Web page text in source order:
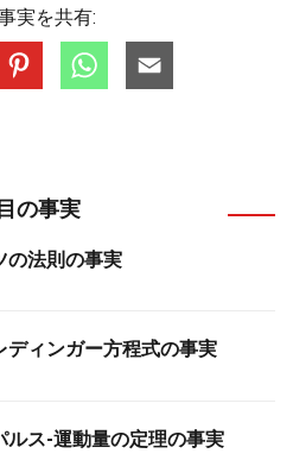
実を共有:
の事実
の法則の事実
ディンガー方程式の事実
ルス-運動量の定理の事実